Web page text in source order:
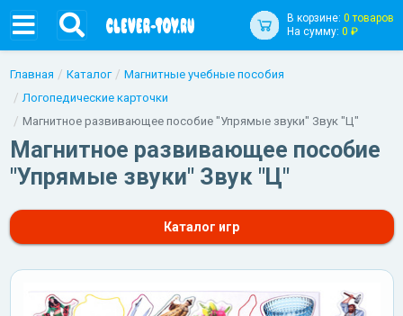
В корзине: 0 товаров
На сумму: 0 ₽
Главная Каталог
Магнитные учебные пособия
Логопедические карточки
Магнитное развивающее пособие "Упрямые звуки" Звук "Ц"
Магнитное развивающее пособие
"Упрямые звуки" Звук "Ц"
Каталог игр